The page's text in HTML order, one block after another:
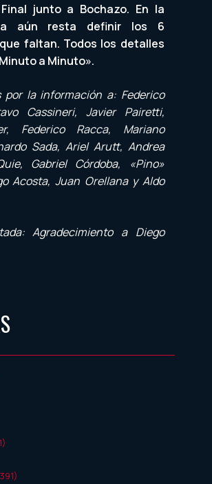
junto a Bochazo. En la
aún resta definir los 6
faltan. Todos los detalles
a Minuto».
por la información a: Federico
Cassineri, Javier Pairetti,
Federico Racca, Mariano
Sada, Ariel Arutt, Andrea
Gabriel Córdoba, «Pino»
Acosta, Juan Orellana y Aldo
Agradecimiento a Diego